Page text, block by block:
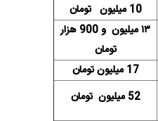
10 میلیون تومان
۱۳ میلیون و 900 هزار
تومان
17 میلیون
تومان
52 میلیون تومان